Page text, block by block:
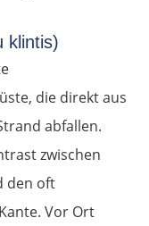
klintis)
die direkt aus
abfallen.
zwischen
den oft
Vor Ort